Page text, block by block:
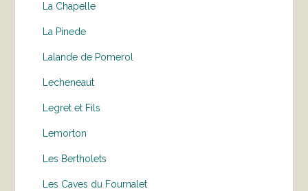
La Chapelle
La Pinede
Lalande de Pomerol
Lecheneaut
Legret et Fils
Lemorton
Les Bertholets
Les Caves du Fournalet